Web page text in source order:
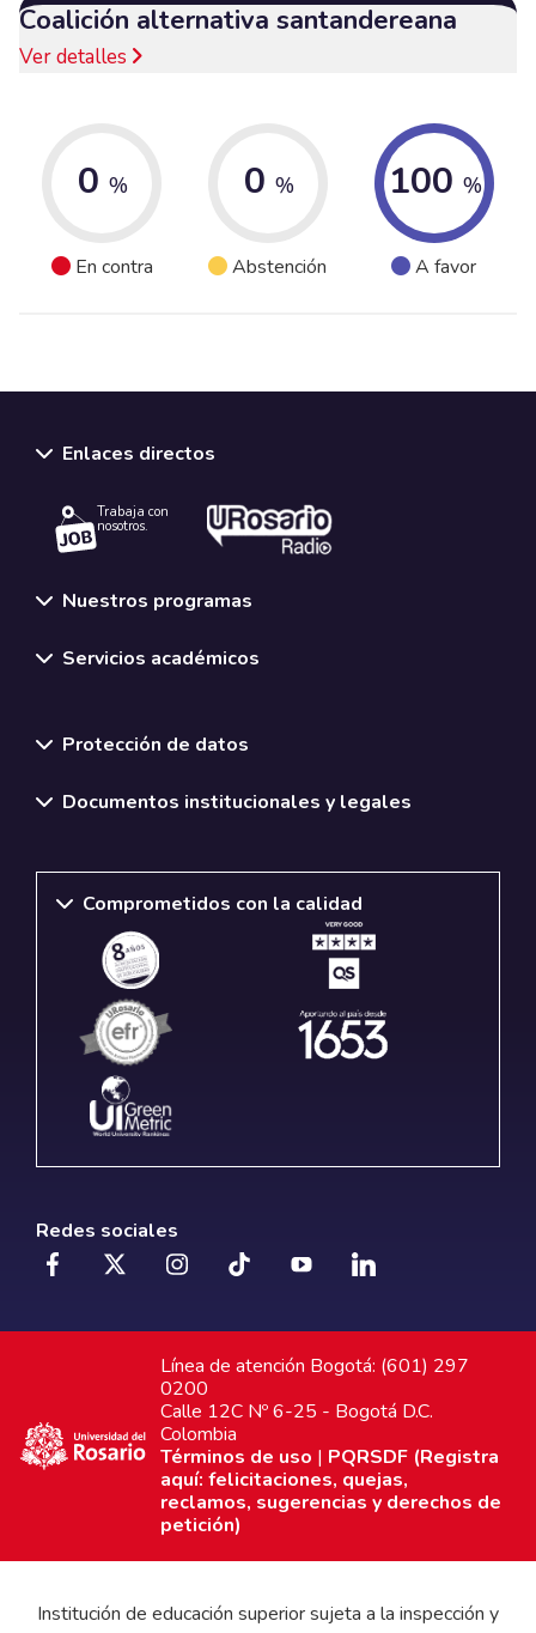
Coalición alternativa santandereana
Ver detalles
0 %
En contra
0 %
Abstención
100 %
A favor
Enlaces directos
Trabaja con
nosotros.
Nuestros programas
Servicios académicos
Protección de datos
Documentos institucionales y legales
Comprometidos con la calidad
Redes sociales
Línea de atención Bogotá: (601) 297
0200
Calle 12C Nº 6-25 - Bogotá D.C.
Colombia
Términos de uso | PQRSDF (Registra
aquí: felicitaciones, quejas,
reclamos, sugerencias y derechos de
petición)
Institución de educación superior sujeta a la inspección y